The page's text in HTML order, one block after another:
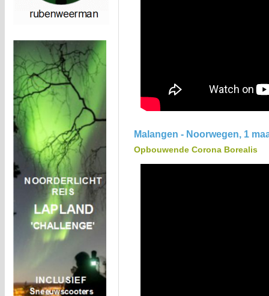
Malangen - Noorwegen, 1
Opbouwende Corona Borealis